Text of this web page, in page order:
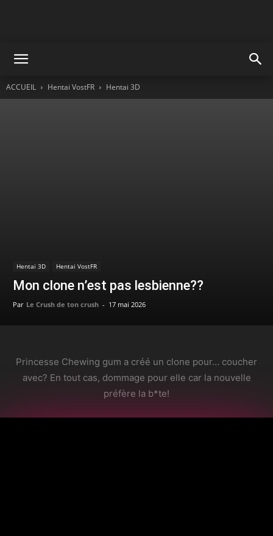
ACCUEIL Hentai VostFR Hentai 3D
Hentai 3D Hentai VostFR
Mon clone n’est pas lesbienne??
Par Le Crush de ton crush - 17 mai 2026
Princesse Chewing gum a créé un clone pour… coucher
avec? En tout cas, dommage pour elle car la nouvelle
préfère la b*te!